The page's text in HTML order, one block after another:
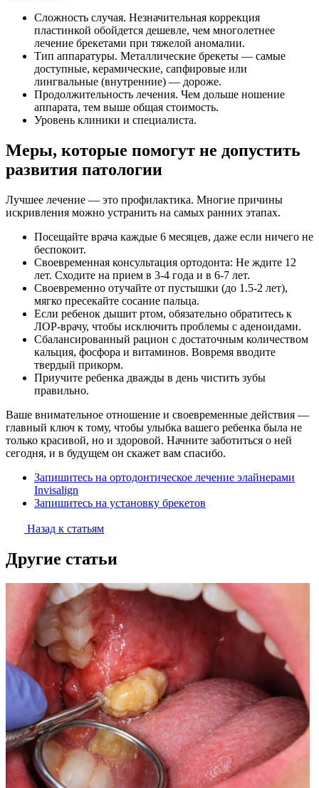
Сложность случая. Незначительная коррекция
пластинкой обойдется дешевле, чем многолетнее
лечение брекетами при тяжелой аномалии.
Тип аппаратуры. Металлические брекеты — самые
доступные, керамические, сапфировые или
лингвальные (внутренние) — дороже.
Продолжительность лечения. Чем дольше ношение
аппарата, тем выше общая стоимость.
Уровень клиники и специалиста.
Меры, которые помогут не допустить
развития патологии
Лучшее лечение — это профилактика. Многие причины
искривления можно устранить на самых ранних этапах.
Посещайте врача каждые 6 месяцев, даже если ничего не
беспокоит.
Своевременная консультация ортодонта: Не ждите 12
лет. Сходите на прием в 3-4 года и в 6-7 лет.
Своевременно отучайте от пустышки (до 1.5-2 лет),
мягко пресекайте сосание пальца.
Если ребенок дышит ртом, обязательно обратитесь к
ЛОР-врачу, чтобы исключить проблемы с аденоидами.
Сбалансированный рацион с достаточным количеством
кальция, фосфора и витаминов. Вовремя вводите
твердый прикорм.
Приучите ребенка дважды в день чистить зубы
правильно.
Ваше внимательное отношение и своевременные действия —
главный ключ к тому, чтобы улыбка вашего ребенка была не
только красивой, но и здоровой. Начните заботиться о ней
сегодня, и в будущем он скажет вам спасибо.
Запишитесь на ортодонтическое лечение элайнерами
Invisalign
Запишитесь на установку брекетов
Назад к статьям
Другие статьи